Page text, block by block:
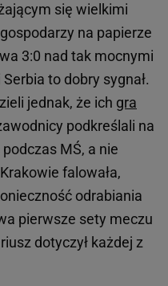
się wielkimi
na papierze
3:0 nad tak mocnymi
to dobry sygnał.
jednak, że ich gra
podkreślali na
MŚ, a nie
falowała,
odrabiania
pierwsze sety meczu
dotyczył każdej z